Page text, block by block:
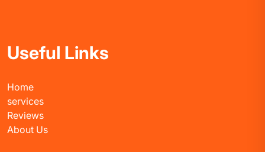
Useful Links
Home
services
Reviews
About Us